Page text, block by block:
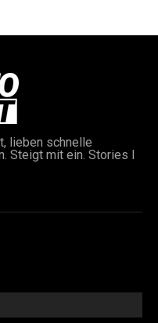
lieben schnelle
Steigt mit ein. Stories I